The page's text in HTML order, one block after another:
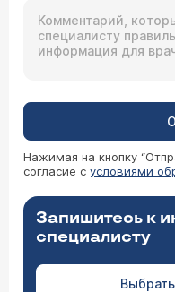
Нажимая на кнопку
согласие с условиями
Запишитесь к
специалисту